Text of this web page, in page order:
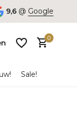
9,6 @ Google
0
Sale!